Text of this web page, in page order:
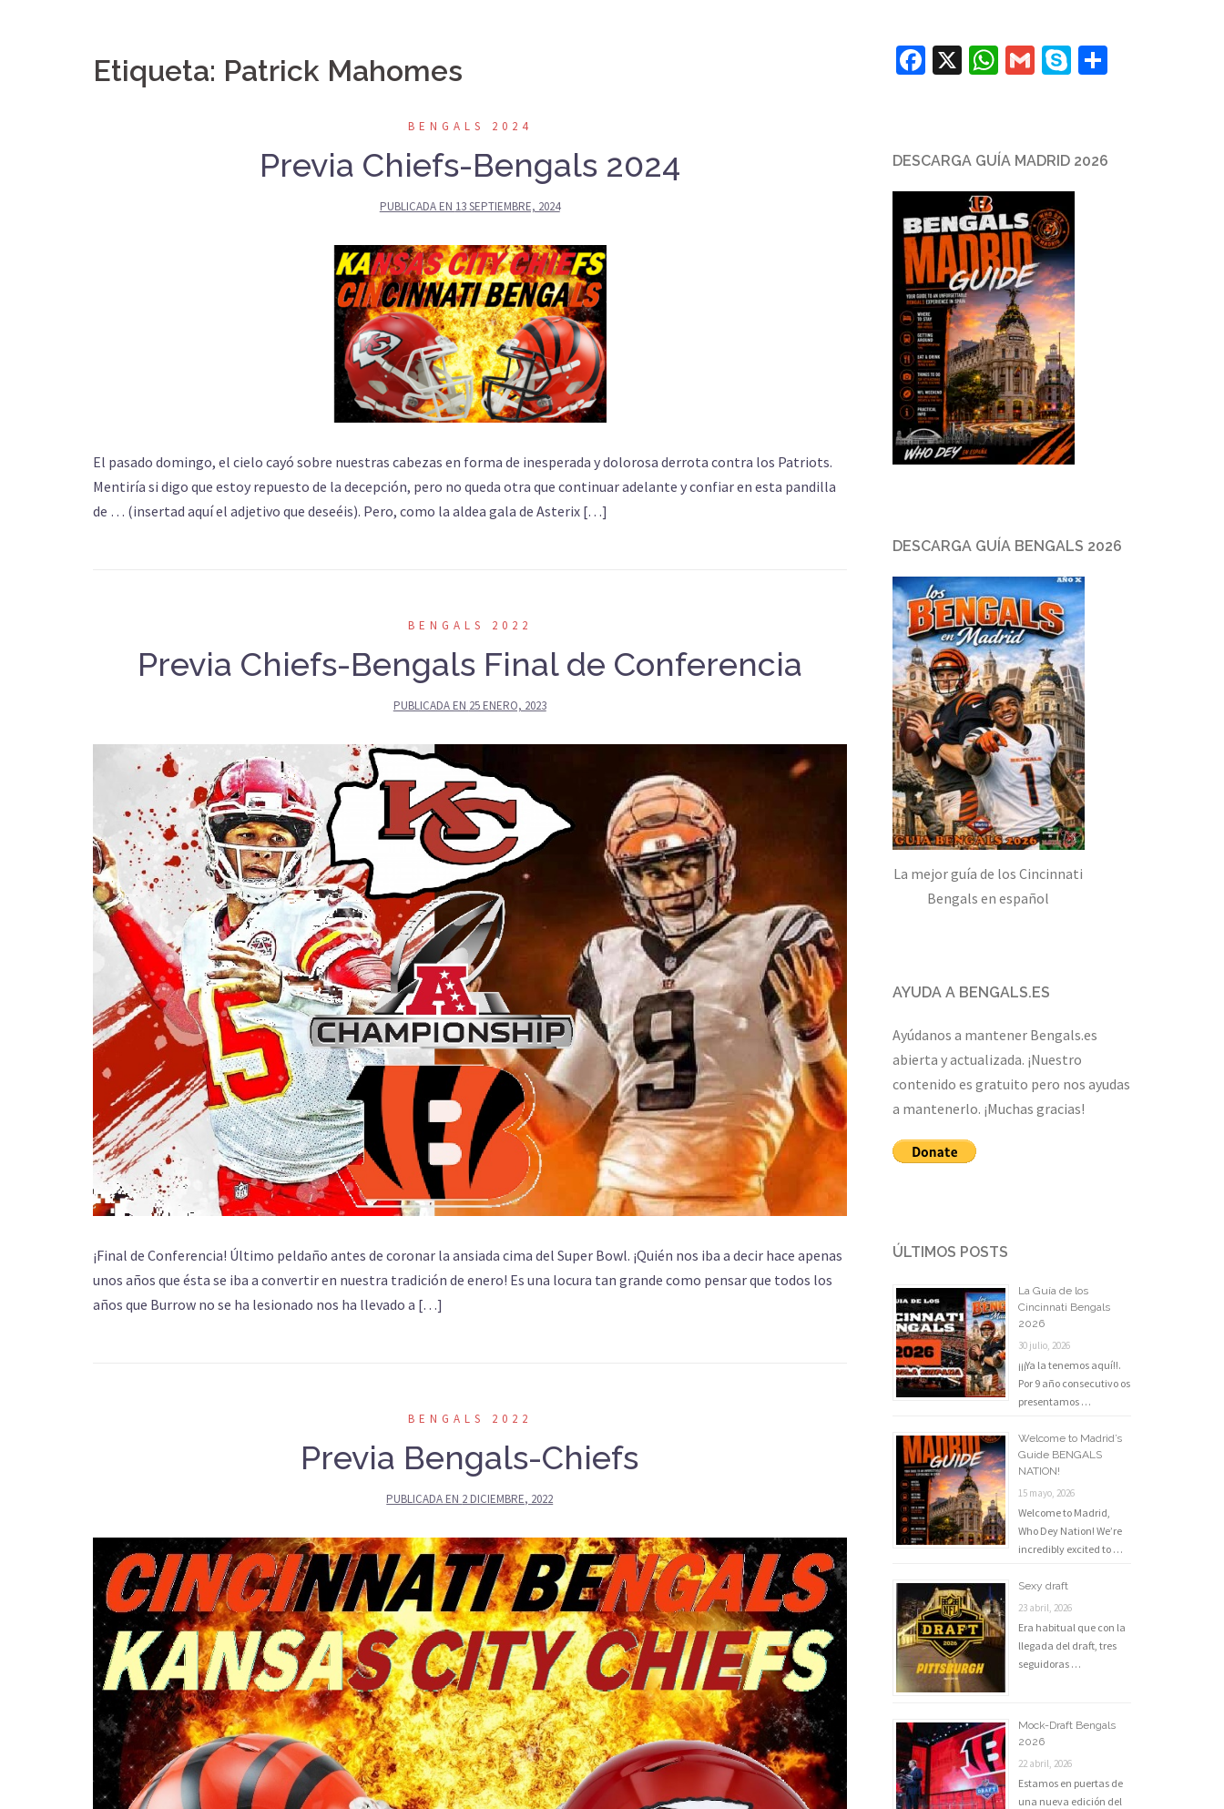
Etiqueta: Patrick Mahomes
BENGALS 2024
Previa Chiefs-Bengals 2024
PUBLICADA EN 13 SEPTIEMBRE, 2024
El pasado domingo, el cielo cayó sobre nuestras cabezas en forma de inesperada y dolorosa derrota contra los Patriots.
Mentiría si digo que estoy repuesto de la decepción, pero no queda otra que continuar adelante y confiar en esta pandilla
de … (insertad aquí el adjetivo que deseéis). Pero, como la aldea gala de Asterix […]
BENGALS 2022
Previa Chiefs-Bengals Final de Conferencia
PUBLICADA EN 25 ENERO, 2023
¡Final de Conferencia! Último peldaño antes de coronar la ansiada cima del Super Bowl. ¡Quién nos iba a decir hace apenas
unos años que ésta se iba a convertir en nuestra tradición de enero! Es una locura tan grande como pensar que todos los
años que Burrow no se ha lesionado nos ha llevado a […]
BENGALS 2022
Previa Bengals-Chiefs
PUBLICADA EN 2 DICIEMBRE, 2022
Facebook
X WhatsApp
Gmail
Skype
DESCARGA GUÍA MADRID 2026
DESCARGA GUÍA BENGALS 2026
La mejor guía de los Cincinnati
Bengals en español
AYUDA A BENGALS.ES
Ayúdanos a mantener Bengals.es
abierta y actualizada. ¡Nuestro
contenido es gratuito pero nos ayudas
a mantenerlo. ¡Muchas gracias!
ÚLTIMOS POSTS
La Guía de los
Cincinnati Bengals
2026
30 julio, 2026
¡¡¡Ya la tenemos aquí!!.
Por 9 año consecutivo os
presentamos …
Welcome to Madrid’s
Guide BENGALS
NATION!
15 mayo, 2026
Welcome to Madrid,
Who Dey Nation! We’re
incredibly excited to …
Sexy draft
23 abril, 2026
Era habitual que con la
llegada del draft, tres
seguidoras …
Mock-Draft Bengals
2026
22 abril, 2026
Estamos en puertas de
una nueva edición del